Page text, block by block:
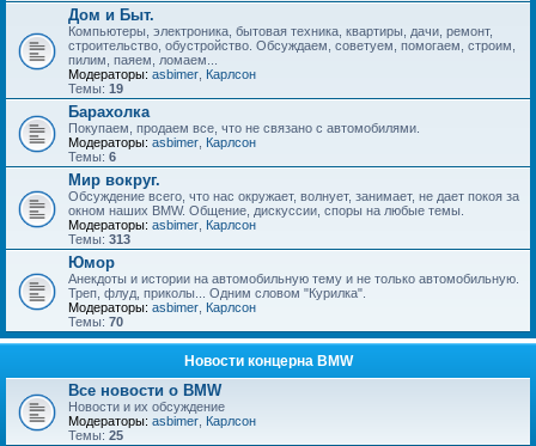
Дом и Быт.
Компьютеры, электроника, бытовая техника, квартиры, дачи, ремонт,
строительство, обустройство. Обсуждаем, советуем, помогаем, строим,
пилим, паяем, ломаем...
Модераторы: asbimer Карлсон
Темы: 19
Барахолка
Покупаем, продаем все, что не связано с автомобилями.
Модераторы: asbimer Карлсон
Темы: 6
Мир вокруг.
Обсуждение всего, что нас окружает, волнует, занимает, не дает покоя за
окном наших BMW. Общение, дискуссии, споры на любые темы.
Модераторы: asbimer Карлсон
Темы: 313
Юмор
Анекдоты и истории на автомобильную тему и не только автомобильную.
Треп, флуд, приколы... Одним словом "Курилка".
Модераторы: asbimer Карлсон
Темы: 70
Новости концерна BMW
Все новости о BMW
Новости и их обсуждение
Модераторы: asbimer Карлсон
Темы: 25